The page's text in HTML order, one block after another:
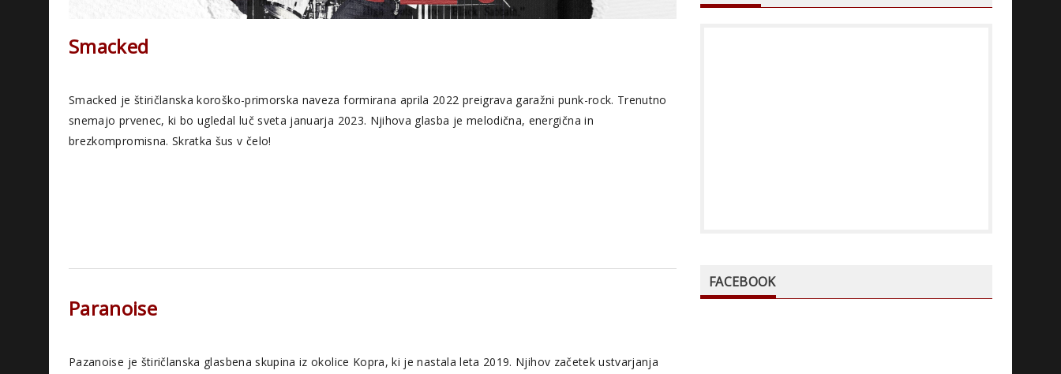
Smacked
Smacked je štiričlanska koroško-primorska naveza formirana aprila 2022 preigrava garažni punk-rock. Trenutno
snemajo prvenec, ki bo ugledal luč sveta januarja 2023. Njihova glasba je melodična, energična in
brezkompromisna. Skratka šus v čelo!
Paranoise
Pazanoise je štiričlanska glasbena skupina iz okolice Kopra, ki je nastala leta 2019. Njihov začetek ustvarjanja
FACEBOOK